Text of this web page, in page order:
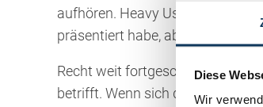
Diese
Wir
aufhören. Heavy User unter
präsentiert habe, aber irgend
Recht weit fortgeschritten ist die
betrifft. Wenn sich die digitale